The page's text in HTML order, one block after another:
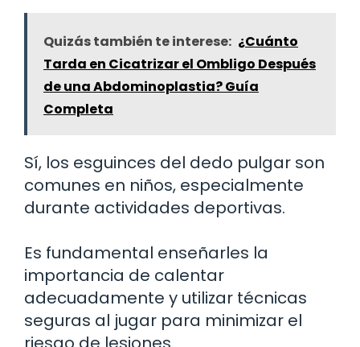
Quizás también te interese: ¿Cuánto
Tarda en Cicatrizar el Ombligo Después
de una Abdominoplastia? Guía
Completa
Sí, los esguinces del dedo pulgar son
comunes en niños, especialmente
durante actividades deportivas.
Es fundamental enseñarles la
importancia de calentar
adecuadamente y utilizar técnicas
seguras al jugar para minimizar el